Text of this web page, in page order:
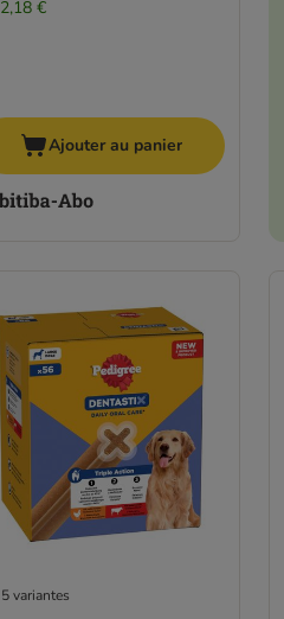
2,18 €
Ajouter au panier
5 variantes